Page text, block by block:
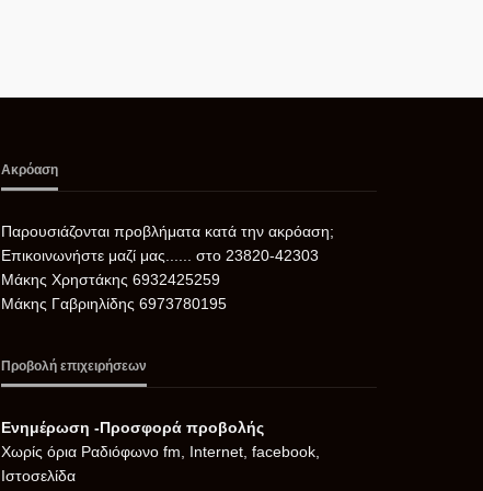
Ακρόαση
Παρουσιάζονται προβλήματα κατά την ακρόαση;
Επικοινωνήστε μαζί μας...... στο 23820-42303
Μάκης Χρηστάκης 6932425259
Μάκης Γαβριηλίδης 6973780195
Προβολή επιχειρήσεων
Ενημέρωση -Προσφορά προβολής
Xωρίς όρια Ραδιόφωνο fm, Internet, facebook,
Ιστοσελίδα